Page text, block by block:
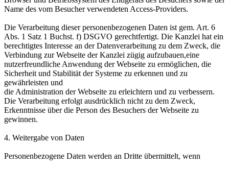
Name des vom Besucher verwendeten Access-Providers.
Die Verarbeitung dieser personenbezogenen Daten ist gem. Art. 6
Abs. 1 Satz 1 Buchst. f) DSGVO gerechtfertigt. Die Kanzlei hat ein
berechtigtes Interesse an der Datenverarbeitung zu dem Zweck, die
Verbindung zur Webseite der Kanzlei zügig aufzubauen,eine
nutzerfreundliche Anwendung der Webseite zu ermöglichen, die
Sicherheit und Stabilität der Systeme zu erkennen und zu
gewährleisten und
die Administration der Webseite zu erleichtern und zu verbessern.
Die Verarbeitung erfolgt ausdrücklich nicht zu dem Zweck,
Erkenntnisse über die Person des Besuchers der Webseite zu
gewinnen.
4. Weitergabe von Daten
Personenbezogene Daten werden an Dritte übermittelt, wenn